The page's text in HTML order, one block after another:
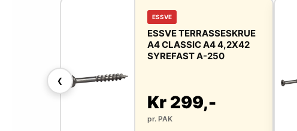
❮
ESSVE
ESSVE TERRASSESKRUE
A4 CLASSIC A4 4,2X42
SYREFAST A-250
Kr 299,-
pr. PAK